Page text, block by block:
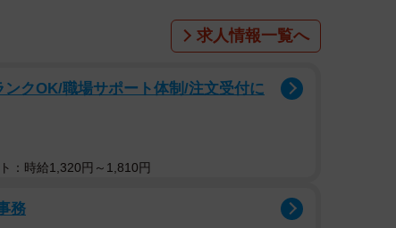
1/4
用”になるとは――」
X（旧Twitter）で話題になっています。
求人情報一覧へ
クOK/職場サポート体制/注文受付に
：時給1,320円～1,810円
務